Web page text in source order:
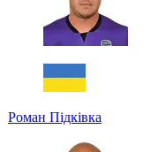
Роман Підківка